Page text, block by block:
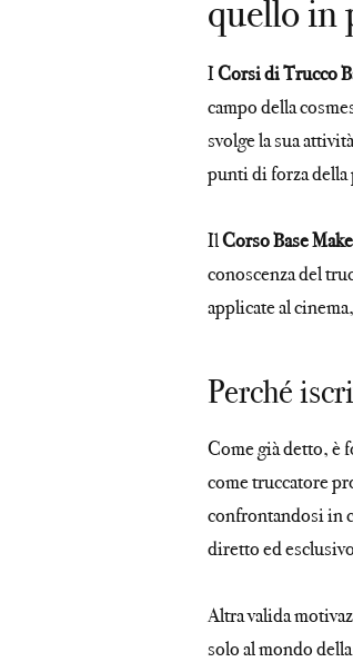
quello in
ICorsi di Trucco
campo della
svolge la sua
punti di forza della
IlCorso Base
conoscenza del
applicate al
Perché
Come già detto, è
come truccatore
confrontandosi in
diretto ed
Altra valida
solo al mondo